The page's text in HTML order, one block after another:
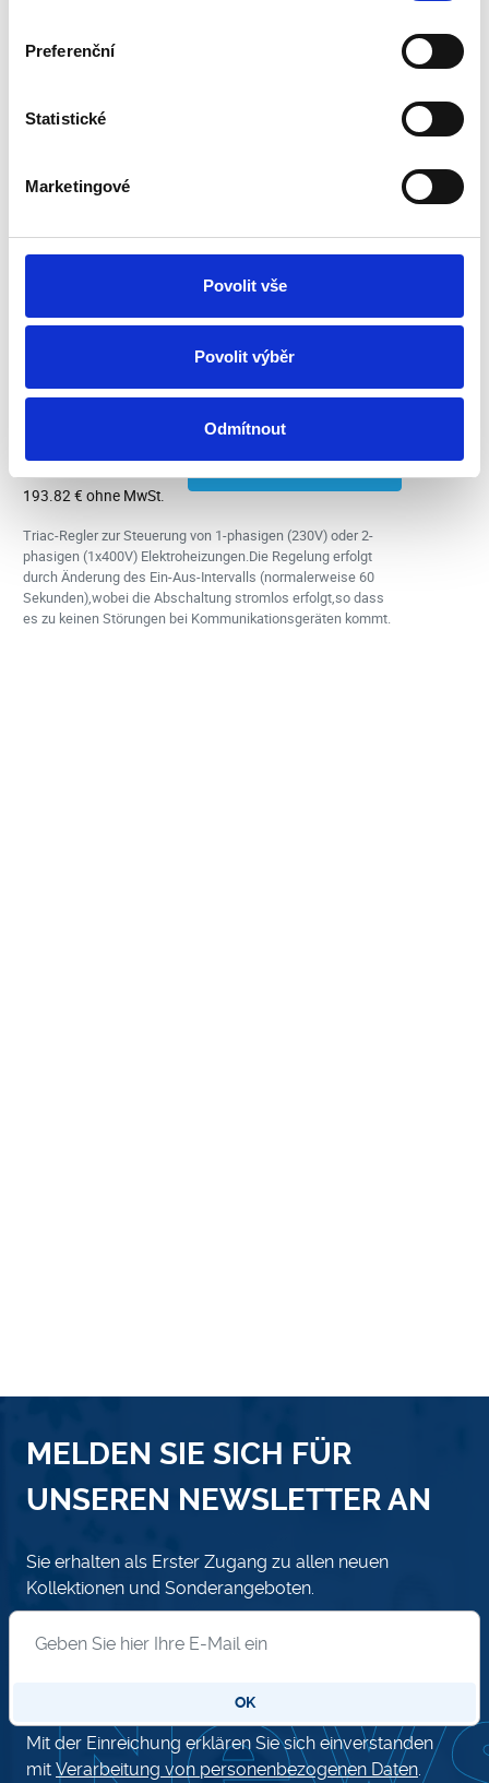
Preferenční
Statistické
Marketingové
Povolit vše
Povolit výběr
Odmítnout
Regler für elektrische Heizgeräte REG
Vorbestellung
Freitag, 14.8. bei Ihnen zu Hause
ab 230.64 €
193.82 € ohne MwSt.
Triac-Regler zur Steuerung von 1-phasigen (230V) oder 2-
phasigen (1x400V) Elektroheizungen.Die Regelung erfolgt
durch Änderung des Ein-Aus-Intervalls (normalerweise 60
Sekunden),wobei die Abschaltung stromlos erfolgt,so dass
es zu keinen Störungen bei Kommunikationsgeräten kommt.
MELDEN SIE SICH FÜR
UNSEREN NEWSLETTER AN
Sie erhalten als Erster Zugang zu allen neuen
Kollektionen und Sonderangeboten.
OK
Mit der Einreichung erklären Sie sich einverstanden
mit Verarbeitung von personenbezogenen Daten.